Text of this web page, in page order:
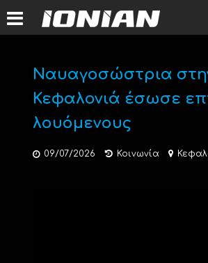
Ναυαγοσώστρια
Κεφαλονιά έσωσε
λουόμενους
09/07/2026 Κοινωνία